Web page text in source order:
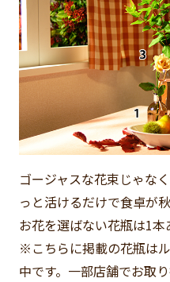
ゴージャスな花束じゃな
っと活けるだけで食卓が秋
お花を選ばない花瓶は1
※こちらに掲載の花瓶は
中です。一部店舗でお取